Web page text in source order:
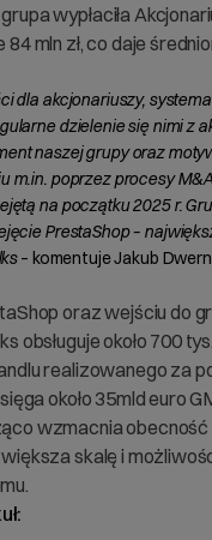
wypłaciła
84 mln zł, co daje
dla akcjonariuszy,
dzielenie się nimi z
naszej grupy oraz
m.in. poprzez procesy
na początku 2025 r.
PrestaShop –
– komentuje Jakub
oraz wejściu do
obsługuje około 700
realizowanego za
około 35mld euro
wzmacnia obecność
skalę i